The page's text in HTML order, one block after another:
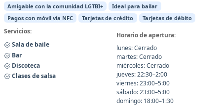
Amigable con la comunidad LGTBI+
Ideal para bailar
Pagos con móvil vía NFC
Tarjetas de crédito Tarjetas de débito
Servicios:
Sala de baile
Bar
Discoteca
Clases de salsa
Horario de apertura:
lunes: Cerrado
martes: Cerrado
miércoles: Cerrado
jueves: 22:30–2:00
viernes: 23:00–5:00
sábado: 23:00–5:00
domingo: 18:00–1:30